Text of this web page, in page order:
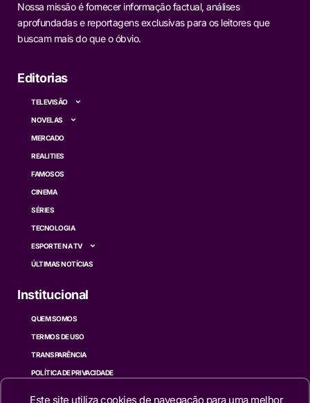
Nossa missão é fornecer informação factual, análises
aprofundadas e reportagens exclusivas para os leitores que
buscam mais do que o óbvio.
Editorias
TELEVISÃO
NOVELAS
MERCADO
REALITIES
FAMOSOS
CINEMA
SÉRIES
TECNOLOGIA
ESPORTE NA TV
ÚLTIMAS NOTÍCIAS
Institucional
QUEM SOMOS
TERMOS DE USO
TRANSPARÊNCIA
POLÍTICA DE PRIVACIDADE
Este site utiliza cookies de navegação para uma melhor